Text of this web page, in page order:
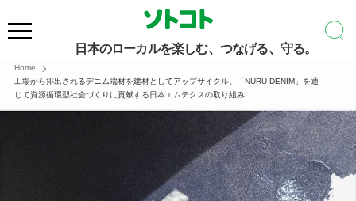
日本のローカルを楽しむ、つなげる、守る。
Home
工場から排出されるデニム端材を建材としてアップサイクル。「NURU DENIM」を通
じて資源循環型社会づくりに貢献する日本エムテクスの取り組み